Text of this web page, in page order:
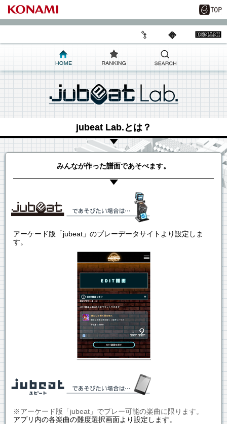
jubeat Lab.とは？
みんなが作った譜面であそべます。
アーケード版「jubeat」のプレーデータサイトより設定しま
す。
※アーケード版「jubeat」でプレー可能の楽曲に限ります。
アプリ内の各楽曲の難度選択画面より設定します。